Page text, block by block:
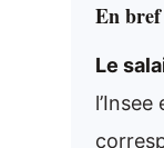
En bref
Le